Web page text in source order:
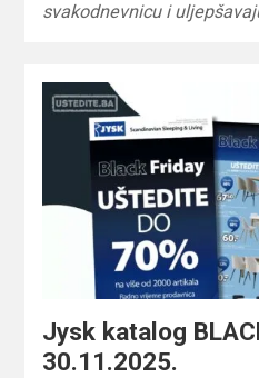
svakodnevnicu i
Jysk katalog
30.11.2025.